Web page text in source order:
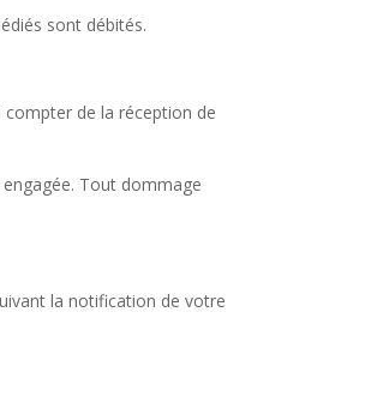
sont débités.
compter de la réception de
Tout dommage
la notification de votre